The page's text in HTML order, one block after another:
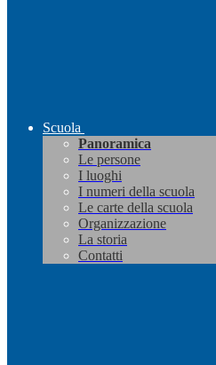
Scuola
Panoramica
Le persone
I luoghi
I numeri della scuola
Le carte della scuola
Organizzazione
La storia
Contatti